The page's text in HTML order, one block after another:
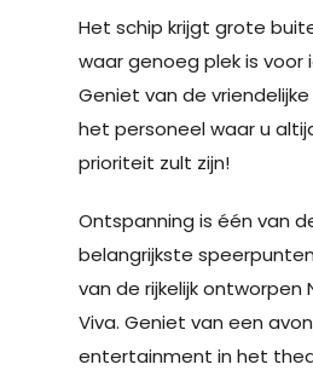
Het schip krijgt grote
waar genoeg plek is voor
Geniet van de
het personeel waar u
prioriteit zult zijn!
Ontspanning is één van
belangrijkste
van de rijkelijk ontworpen
Viva. Geniet van een
entertainment in het